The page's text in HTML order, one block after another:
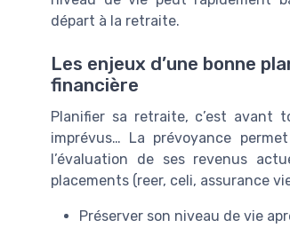
départ à la retraite.
Les enjeux d’une bonne
financière
Planifier sa retraite, c’est avant
imprévus… La prévoyance
l’évaluation de ses revenus
placements (reer, celi, assurance
Préserver son niveau de vie